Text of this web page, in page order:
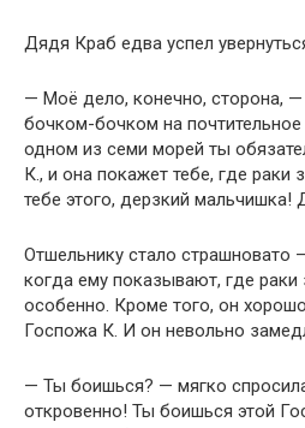
Дядя Краб едва успел
— Моё дело, конечно, сторона, —
бочком-бочком на
одном из семи морей ты
К., и она покажет тебе, где
тебе этого, дерзкий
Отшельнику стало страшновато
когда ему показывают, где
особенно. Кроме того, он
Госпожа К. И он невольно
— Ты боишься? — мягко
откровенно! Ты боишься этой